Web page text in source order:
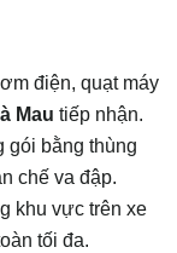
điện, quạt máy
Mau tiếp nhận.
gói bằng thùng
chế va đập.
khu vực trên xe
tối đa.